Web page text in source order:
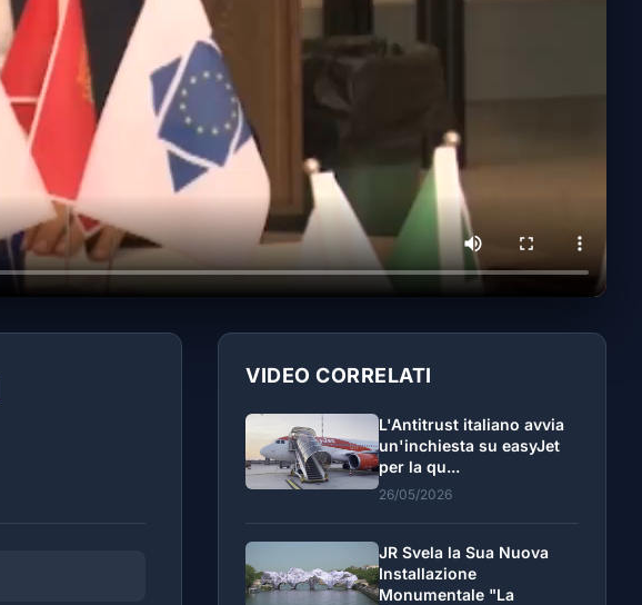
VIDEO CORRELATI
L'Antitrust italiano avvia
un'inchiesta su easyJet
per la qu...
26/05/2026
JR Svela la Sua Nuova
Installazione
Monumentale "La